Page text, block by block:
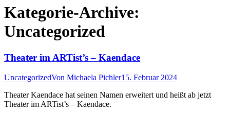
Kategorie-Archive:
Uncategorized
Theater im ARTist’s – Kaendace
UncategorizedVon Michaela Pichler15. Februar 2024
Theater Kaendace hat seinen Namen erweitert und heißt ab jetzt
Theater im ARTist’s – Kaendace.